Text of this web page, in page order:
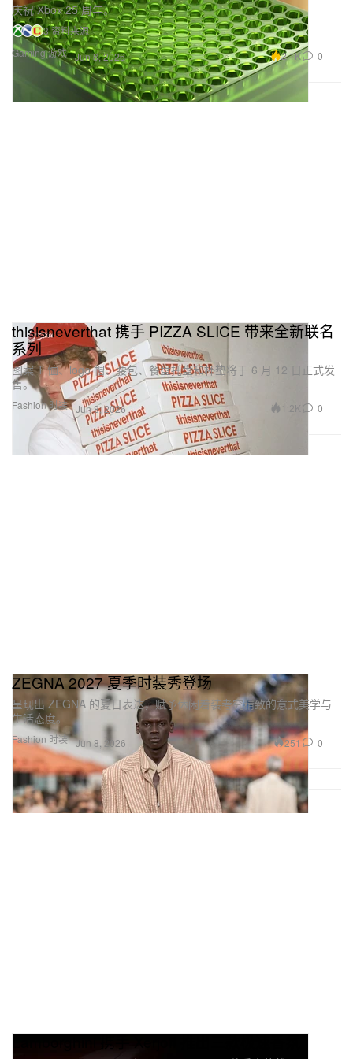
Gaming 游戏
庆祝 Xbox 25 周年。
3 资料来源
Jun 8, 2026
2.1K 0
Fashion 时装
thisisneverthat 携手 PIZZA SLICE 带来全新联名
系列
图案 T 恤、logo 帽、腰包、餐盘托盘和杯垫将于 6 月 12 日正式发
售。
Jun 8, 2026 1.2K 0
Fashion 时装
ZEGNA 2027 夏季时装秀登场
呈现出 ZEGNA 的夏日表达，赋予休闲着装考究精致的意式美学与
生活态度。
Jun 8, 2026 251 0
Lamborghini 携手 Xerjoff 推出三款极速香氛